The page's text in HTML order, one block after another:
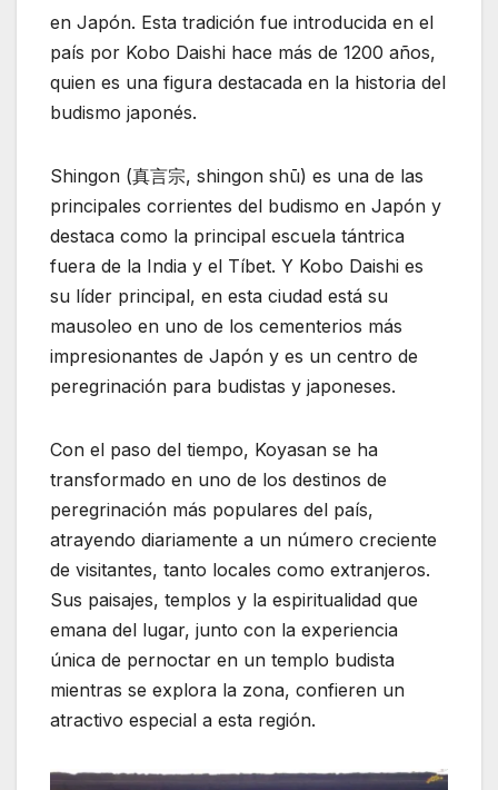
en Japón. Esta tradición fue introducida en el
país por Kobo Daishi hace más de 1200 años,
quien es una figura destacada en la historia del
budismo japonés.
Shingon (真言宗, shingon shū) es una de las
principales corrientes del budismo en Japón y
destaca como la principal escuela tántrica
fuera de la India y el Tíbet. Y Kobo Daishi es
su líder principal, en esta ciudad está su
mausoleo en uno de los cementerios más
impresionantes de Japón y es un centro de
peregrinación para budistas y japoneses.
Con el paso del tiempo, Koyasan se ha
transformado en uno de los destinos de
peregrinación más populares del país,
atrayendo diariamente a un número creciente
de visitantes, tanto locales como extranjeros.
Sus paisajes, templos y la espiritualidad que
emana del lugar, junto con la experiencia
única de pernoctar en un templo budista
mientras se explora la zona, confieren un
atractivo especial a esta región.